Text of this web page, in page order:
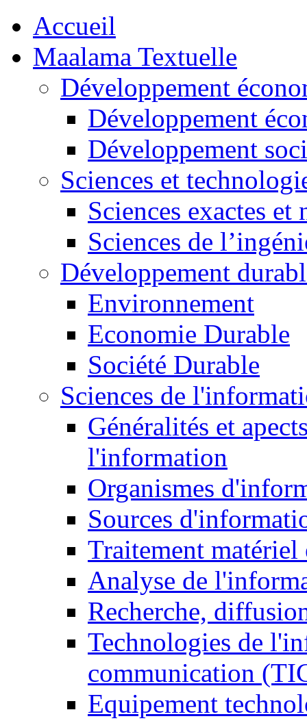
Accueil
Maalama Textuelle
Développement
Développement
Développement
Sciences et
Sciences exactes et
Sciences de
Développement
Environnement
Economie Durable
Société Durable
Sciences de
Généralités et
l'information
Organismes
Sources
Traitement matériel
Analyse de
Recherche,
Technologies de
communication
Equipement